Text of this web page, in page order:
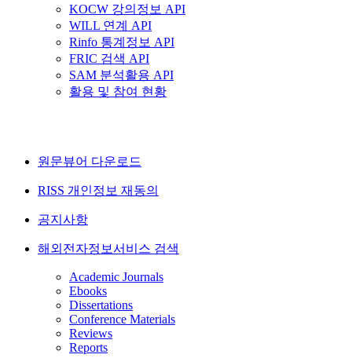
KOCW 강의정보 API
WILL 연계 API
Rinfo 통계정보 API
FRIC 검색 API
SAM 분석활용 API
활용 및 참여 현황
원문뷰어 다운로드
RISS 개인정보 재동의
공지사항
해외전자정보서비스 검색
Academic Journals
Ebooks
Dissertations
Conference Materials
Reviews
Reports